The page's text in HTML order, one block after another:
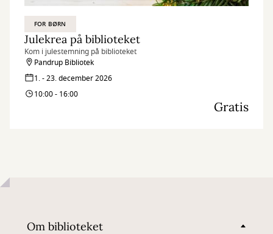
FOR BØRN
Julekrea på biblioteket
Kom i julestemning på biblioteket
Pandrup Bibliotek
1. - 23. december 2026
10:00 - 16:00
Gratis
Om biblioteket